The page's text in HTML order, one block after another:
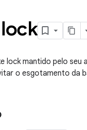
lock mantido pelo seu
o esgotamento da